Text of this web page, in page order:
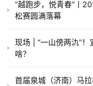
“越跑步，悦青春”丨
松赛圆满落幕
现场 | “一山傍两氿”
啥？
首届泉城（济南）马